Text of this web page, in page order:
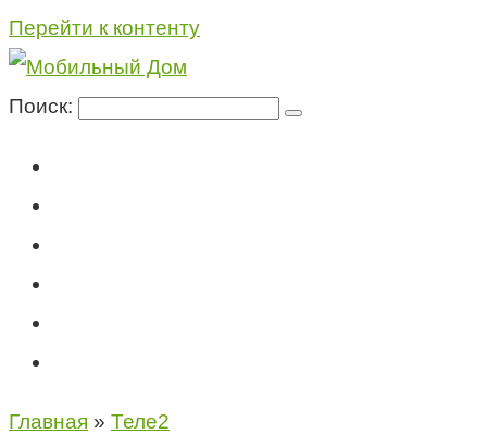
Перейти к контенту
Поиск:
Главная » Теле2